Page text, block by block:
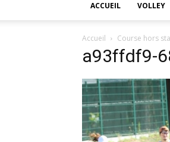
ACCUEIL VOLLEY
Accueil Course hors
a93ffdf9-